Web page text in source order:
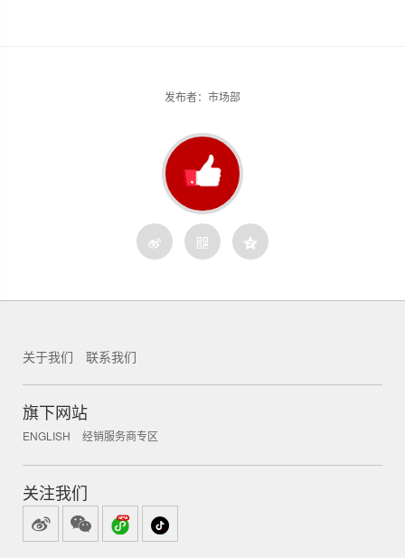
发布者：市场部
关于我们 联系我们
旗下网站
ENGLISH 经销服务商专区
关注我们